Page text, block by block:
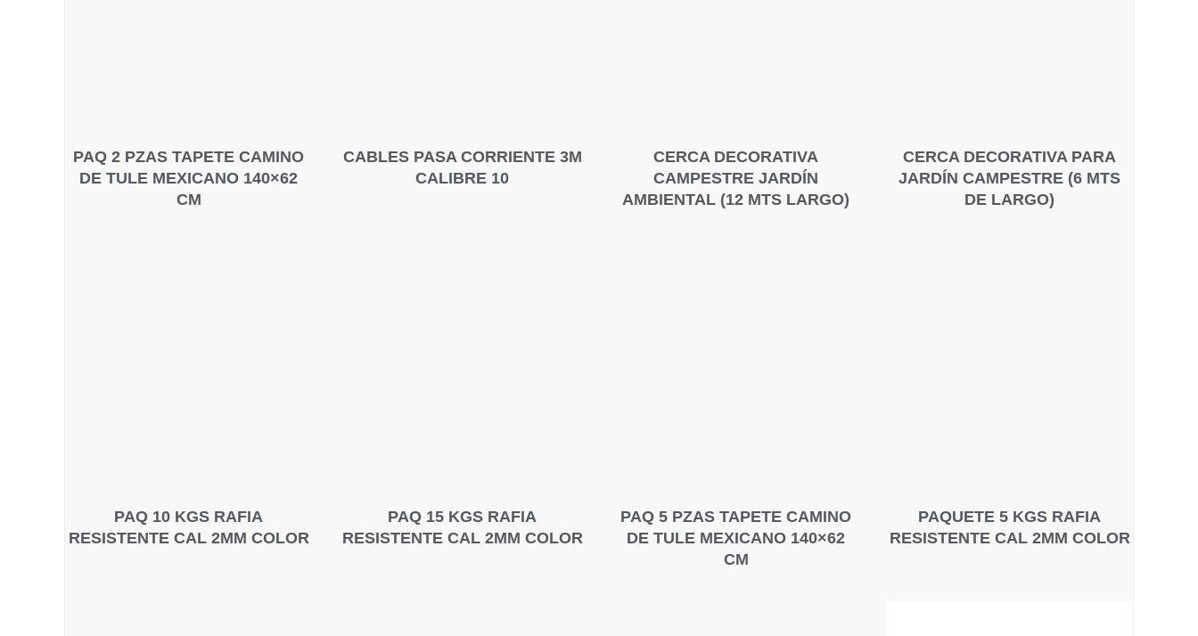
PAQ 2 PZAS TAPETE CAMINO
DE TULE MEXICANO 140×62
CM
CABLES PASA CORRIENTE 3M
CALIBRE 10
CERCA DECORATIVA
CAMPESTRE JARDÍN
AMBIENTAL (12 MTS LARGO)
CERCA DECORATIVA PARA
JARDÍN CAMPESTRE (6 MTS
DE LARGO)
PAQ 10 KGS RAFIA
RESISTENTE CAL 2MM COLOR
PAQ 15 KGS RAFIA
RESISTENTE CAL 2MM COLOR
PAQ 5 PZAS TAPETE CAMINO
DE TULE MEXICANO 140×62
CM
PAQUETE 5 KGS RAFIA
RESISTENTE CAL 2MM COLOR